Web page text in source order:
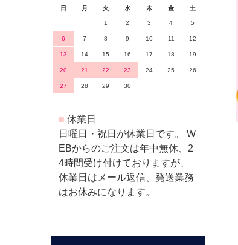
日 月 火 水 木 金 土
1 2 3 4 5
6 7 8 9 10 11 12
13 14 15 16 17 18 19
20 21 22 23 24 25 26
27 28 29 30
■ 休業日
日曜日・祝日が休業日です。 W
EBからのご注文は年中無休、2
4時間受け付けておりますが、
休業日はメール返信、発送業務
はお休みになります。